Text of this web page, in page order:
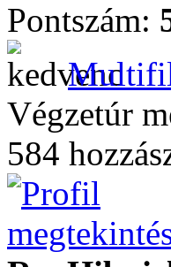
Pontszám:
Végzetúr
584